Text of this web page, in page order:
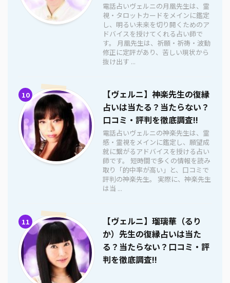
電話占いヴェルニの月凰先生は、霊
視・タロットカードをメインに鑑定
し、明るい未来を切り開くためのア
ドバイスを授けてくれる占い師で
す。 月凰先生は、祈願・祈祷・波動
修正に定評があり、苦しい現状から
抜け出す ...
10
【ヴェルニ】神楽先生の復縁
占いは当たる？当たらない？
口コミ・評判を徹底調査!!
電話占いヴェルニの神楽先生は、霊
感・霊視をメインに鑑定し、願望成
就に繋がるアドバイスを授ける占い
師です。 短時間で多くの情報を読み
取り「的中率が高い」と、口コミで
評判の神楽先生。 実際に、神楽先生
は当 ...
11
【ヴェルニ】瑠璃華（るり
か）先生の復縁占いは当た
る？当たらない？口コミ・評
判を徹底調査!!